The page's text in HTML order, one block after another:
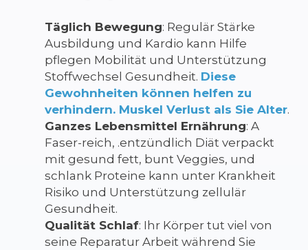
Täglich Bewegung: Regulär Stärke
Ausbildung und Kardio kann Hilfe
pflegen Mobilität und Unterstützung
Stoffwechsel Gesundheit. Diese
Gewohnheiten können helfen zu
verhindern. Muskel Verlust als Sie Alter.
Ganzes Lebensmittel Ernährung: A
Faser-reich, .entzündlich Diät verpackt
mit gesund fett, bunt Veggies, und
schlank Proteine kann unter Krankheit
Risiko und Unterstützung zellulär
Gesundheit.
Qualität Schlaf: Ihr Körper tut viel von
seine Reparatur Arbeit während Sie